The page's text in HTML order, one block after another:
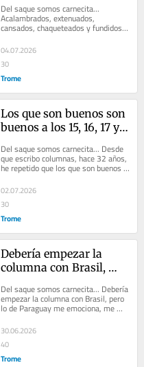
paganini al mango
Del saque somos carnecita...
Acalambrados, extenuados,
cansados, chaqueteados y fundidos
terminaron Messi y su batallón. Cabo
Verde se fue del...
04.07.2026
30
Trome
Los que son buenos son
buenos a los 15, 16, 17 y
Del saque somos carnecita... Desde
que escribo columnas, hace 32 años,
he repetido que los que son buenos
son buenos a los 15, 16, 17 y hay
que...
02.07.2026
30
Trome
Debería empezar la
columna con Brasil,
emociona, me encojona
y encaballa
Del saque somos carnecita... Debería
empezar la columna con Brasil, pero
lo de Paraguay me emociona, me
encojona y encaballa. Eliminó a un...
30.06.2026
40
Trome